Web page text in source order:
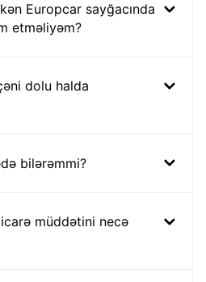
Europcar sayğacında
etməliyəm?
dolu halda
bilərəmmi?
müddətini necə